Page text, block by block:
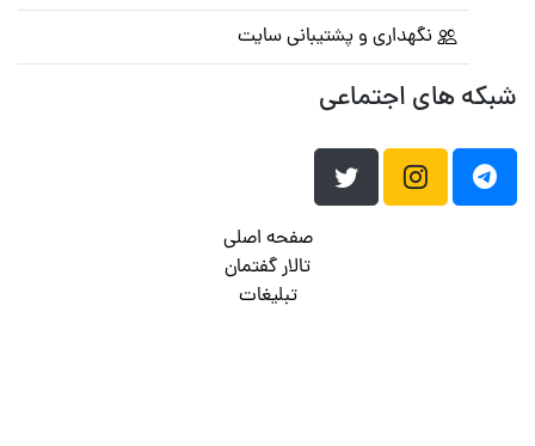
نگهداری و پشتیبانی سایت
شبکه های اجتماعی
صفحه اصلی
تالار گفتمان
تبلیغات